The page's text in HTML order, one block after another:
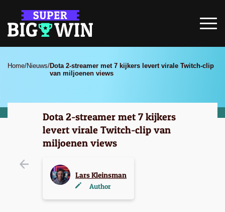
Home/Nieuws/Dota 2-streamer met 7 kijkers levert virale Twitch-clip
van miljoenen views
Dota 2-streamer met 7 kijkers
levert virale Twitch-clip van
miljoenen views
Lars Kleinsman
Author